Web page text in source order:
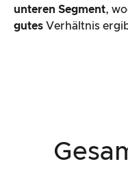
unteren Segment,
gutes Verhältnis